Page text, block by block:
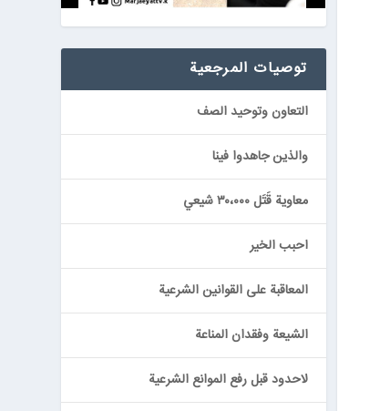
توصيات المرجعیة
التعاون وتوحيد الصف
والذين جاهدوا فينا
معاوية قَتَل ٣٠،٠٠٠ شيعي
احبب الخير
المعاقبة على القوانين الشرعية
الشيعة وفقدان المناعة
لاحدود قبل رفع الموانع الشرعية